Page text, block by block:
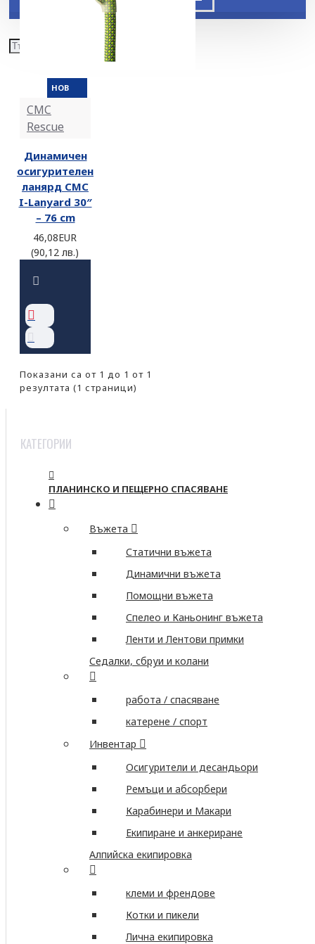
НОВ
CMC
Rescue
Динамичен
осигурителен
ланярд CMC
I-Lanyard 30″
– 76 cm
46,08EUR
(90,12 лв.)
Показани са от 1 до 1 от 1
резултата (1 страници)
КАТЕГОРИИ
ПЛАНИНСКО И ПЕЩЕРНО СПАСЯВАНЕ
Въжета
Статични въжета
Динамични въжета
Помощни въжета
Спелео и Каньонинг въжета
Ленти и Лентови примки
Седалки, сбруи и колани
работа / спасяване
катерене / спорт
Инвентар
Осигурители и десандьори
Ремъци и абсорбери
Карабинери и Макари
Екипиране и анкериране
Алпийска екипировка
клеми и френдове
Котки и пикели
Лична екипировка